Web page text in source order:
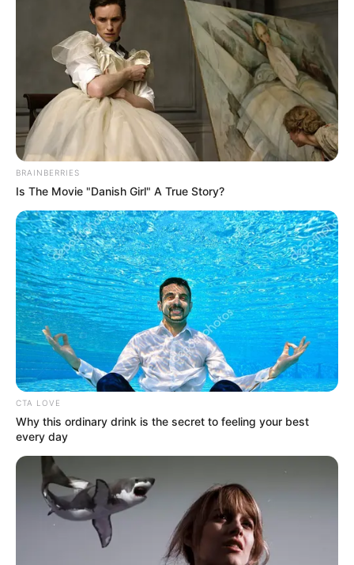
BRAINBERRIES
Is The Movie "Danish Girl" A True Story?
CTA LOVE
Why this ordinary drink is the secret to feeling your best
every day